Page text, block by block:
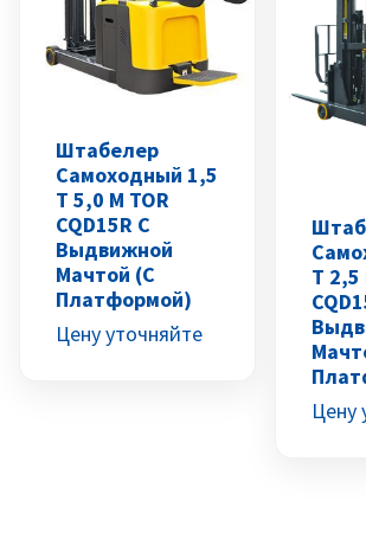
Штабелер
Самоходный 1,5
Т 5,0 М TOR
CQD15R С
Выдвижной
Мачтой (с
Платформой)
Цену уточняйте
Т 2,5
Цену